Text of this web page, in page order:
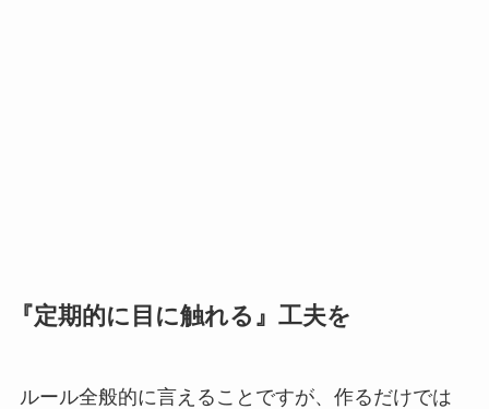
『定期的に目に触れる』工夫を
ルール全般的に言えることですが、作るだけでは